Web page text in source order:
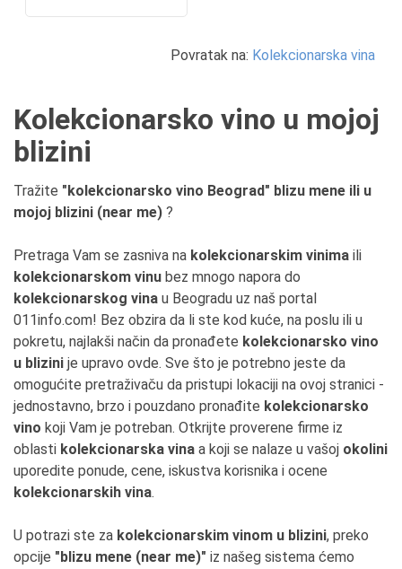
Povratak na: Kolekcionarska vina
Kolekcionarsko vino u mojoj
blizini
Tražite "kolekcionarsko vino Beograd" blizu mene ili u
mojoj blizini (near me) ?
Pretraga Vam se zasniva na kolekcionarskim vinima ili
kolekcionarskom vinu bez mnogo napora do
kolekcionarskog vina u Beogradu uz naš portal
011info.com! Bez obzira da li ste kod kuće, na poslu ili u
pokretu, najlakši način da pronađete kolekcionarsko vino
u blizini je upravo ovde. Sve što je potrebno jeste da
omogućite pretraživaču da pristupi lokaciji na ovoj stranici -
jednostavno, brzo i pouzdano pronađite kolekcionarsko
vino koji Vam je potreban. Otkrijte proverene firme iz
oblasti kolekcionarska vina a koji se nalaze u vašoj okolini
uporedite ponude, cene, iskustva korisnika i ocene
kolekcionarskih vina.
U potrazi ste za kolekcionarskim vinom u blizini, preko
opcije "blizu mene (near me)" iz našeg sistema ćemo